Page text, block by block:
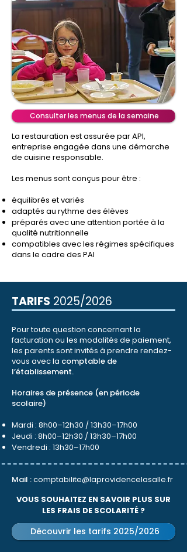
Consulter les menus de la semaine
La restauration est assurée par API,
entreprise engagée dans une démarche
de cuisine responsable.
Les menus sont conçus pour être :
équilibrés et variés
adaptés au rythme des élèves
préparés avec une attention portée à la
qualité nutritionnelle
compatibles avec les régimes spécifiques
dans le cadre des PAI
TARIFS 2025/2026
Pour toute question concernant la
facturation ou les modalités de paiement,
les parents sont invités à prendre rendez-
vous avec la comptable de
l’établissement.
Horaires de présence (en période
scolaire)
Mardi : 8h00–12h30 / 13h30–17h00
Jeudi : 8h00–12h30 / 13h30–17h00
Vendredi : 13h30–17h00​
Mail :comptabilite@laprovidencelasalle.fr
VOUS SOUHAITEZ EN SAVOIR PLUS SUR
LES FRAIS DE SCOLARITÉ ?
Découvrir les tarifs 2025/2026